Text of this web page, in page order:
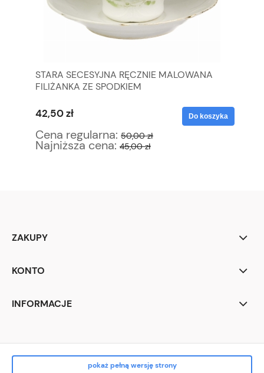
STARA SECESYJNA RĘCZNIE MALOWANA
FILIŻANKA ZE SPODKIEM
42,50 zł
Cena regularna: 50,00 zł
Najniższa cena: 45,00 zł
Do koszyka
ZAKUPY
KONTO
INFORMACJE
pokaż pełną wersję strony